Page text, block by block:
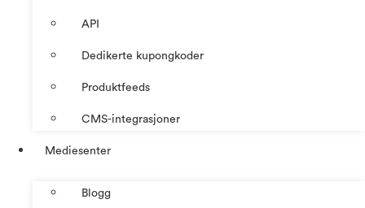
API
Dedikerte kupongkoder
Produktfeeds
CMS-integrasjoner
Mediesenter
Blogg